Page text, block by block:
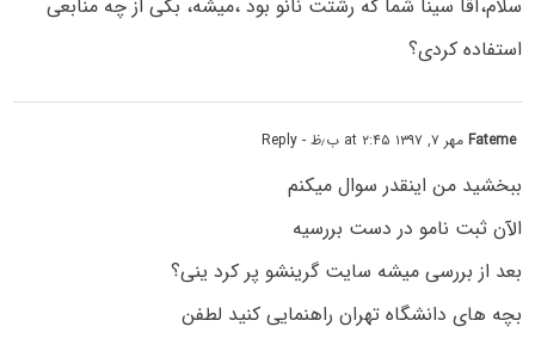
سلام،آقا سینا شما که رشتت نانو بود ،میشه، بگی از چه منابعی
استفاده کردی؟
Fatemeمهر ۷, ۱۳۹۷ at ۲:۴۵ ب٫ظ - Reply
ببخشید من اینقدر سوال میکنم
الآن ثبت نامو در دست بررسیه
بعد از بررسی میشه سایت گرینشو پر کرد ینی؟
بچه های دانشگاه تهران راهنمایی کنید لطفن